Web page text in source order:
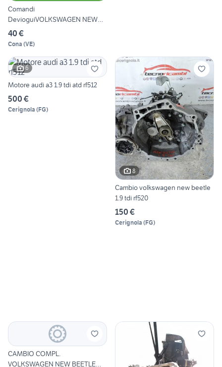
Comandi
DevioguiVOLKSWAGEN NEW
BEETLE 1C 1.9 TDI
40 €
Cona (VE)
6
Motore audi a3 1.9 tdi atd rf512
500 €
Cerignola (FG)
8
Cambio volkswagen new beetle
1.9 tdi rf520
150 €
Cerignola (FG)
CAMBIO COMPL.
VOLKSWAGEN NEW BEETLE